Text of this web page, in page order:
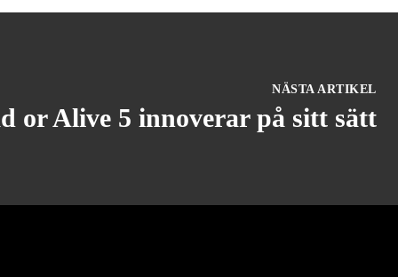
NÄSTA ARTIKEL
or Alive 5 innoverar på sitt sätt